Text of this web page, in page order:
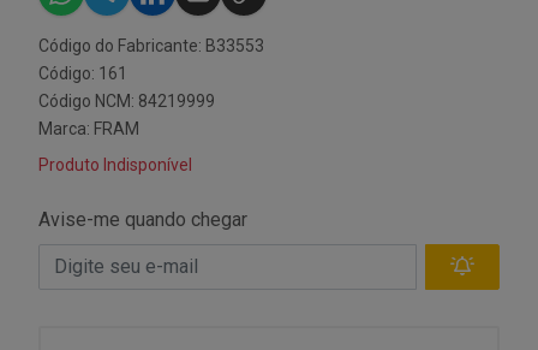
Código do Fabricante: B33553
Código: 161
Código NCM: 84219999
Marca: FRAM
Produto Indisponível
Avise-me quando chegar